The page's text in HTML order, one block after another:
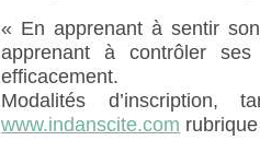
« En apprenant à sentir
apprenant à contrôler
efficacement.
Modalités
www.indanscite.com